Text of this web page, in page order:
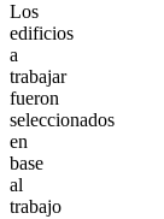
Los
edificios
a
trabajar
fueron
seleccionados
en
base
al
trabajo